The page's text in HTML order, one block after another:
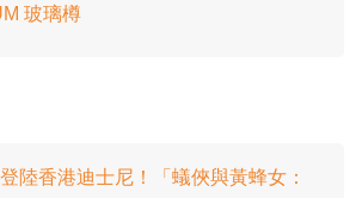
玻璃樽
陸香港迪士尼！「蟻俠與黃蜂女：